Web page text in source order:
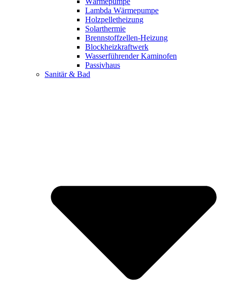
Lambda Wärmepumpe
Holzpelletheizung
Solarthermie
Brennstoffzellen-Heizung
Blockheizkraftwerk
Wasserführender Kaminofen
Passivhaus
Sanitär & Bad